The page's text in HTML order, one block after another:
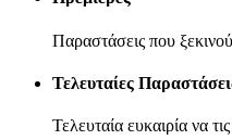
Παραστάσεις που
Τελευταίες
Τελευταία ευκαιρία να